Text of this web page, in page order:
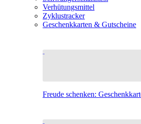
Verhütungsmittel
Zyklustracker
Geschenkkarten & Gutscheine
Freude schenken: